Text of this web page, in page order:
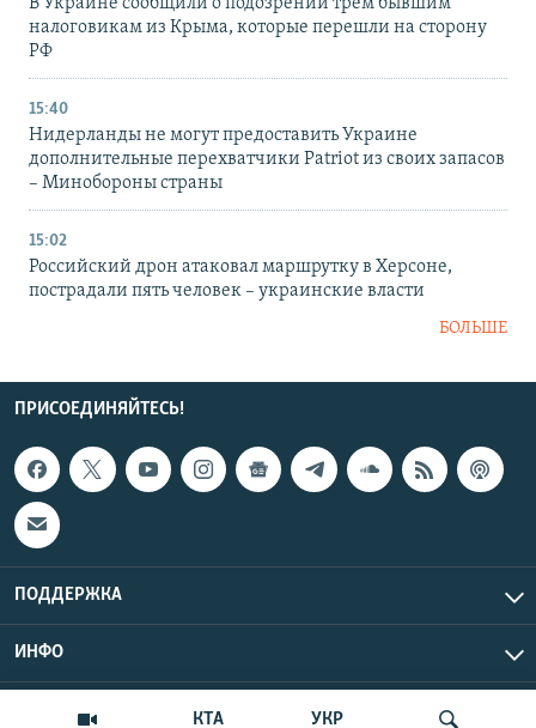
КТА УКР
налоговикам из Крыма, которые перешли на сторону
РФ
15:40
Нидерланды не могут предоставить Украине
дополнительные перехватчики Patriot из своих запасов
– Минобороны страны
15:02
Российский дрон атаковал маршрутку в Херсоне,
пострадали пять человек – украинские власти
БОЛЬШЕ
ПРИСОЕДИНЯЙТЕСЬ!
ПОДДЕРЖКА
ИНФО
Copyright Крым.Реалии, 2026 | Все права защищены.
UTC+3